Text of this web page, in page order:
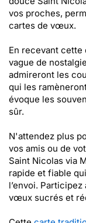
vos proches,
cartes de vœux.
En recevant
vague de
admireront les
qui les
évoque les
sûr.
N'attendez plus
vos amis ou de
Saint Nicolas via
rapide et fiable
l’envoi.
vœux sucrés et